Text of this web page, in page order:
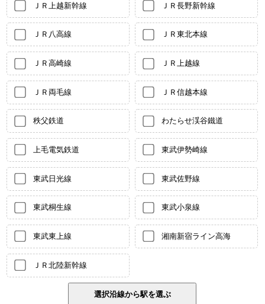
ＪＲ上越新幹線 ＪＲ長野新幹線
ＪＲ八高線 ＪＲ東北本線
ＪＲ高崎線 ＪＲ上越線
ＪＲ両毛線 ＪＲ信越本線
秩父鉄道 わたらせ渓谷鐵道
上毛電気鉄道 東武伊勢崎線
東武日光線 東武佐野線
東武桐生線 東武小泉線
東武東上線 湘南新宿ライン高海
ＪＲ北陸新幹線